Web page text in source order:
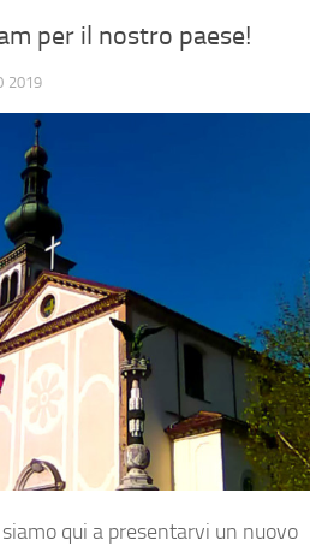
per il nostro paese!
2019
qui a presentarvi un nuovo